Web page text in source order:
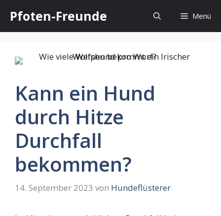
Inhalt
springen
Pfoten-Freunde Menü
Kann ein Hund
durch Hitze
Durchfall
bekommen?
14. September 2023 von Hundeflüsterer